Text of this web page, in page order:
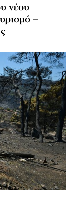
νέου
–